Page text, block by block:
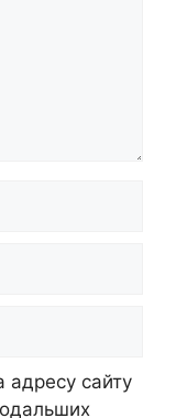
адресу сайту